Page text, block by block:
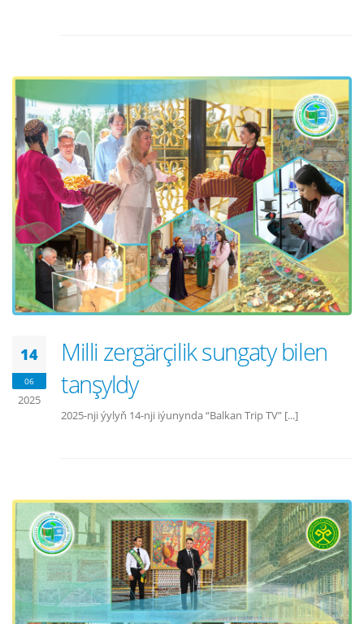
14
06
2025
Milli zergärçilik sungaty bilen
tanşyldy
2025-nji ýylyň 14-nji iýunynda “Balkan Trip TV” [...]